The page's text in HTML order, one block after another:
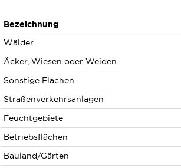
Bezeichnung
Wälder
Äcker, Wiesen oder Weiden
Sonstige Flächen
Straßenverkehrsanlagen
Feuchtgebiete
Betriebsflächen
Bauland/Gärten